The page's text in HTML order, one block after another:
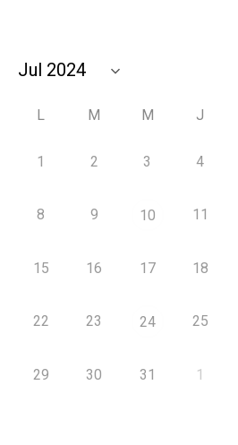
L M M J
1 2 3 4
8 9 10 11
15 16 17 18
22 23 24 25
29 30 31 1